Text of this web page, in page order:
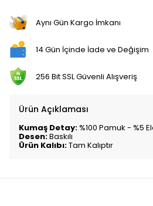
Aynı Gün Kargo İmkanı
14 Gün İçinde İade ve Değişim
256 Bit SSL Güvenli Alışveriş
Ürün Açıklaması
Kumaş Detay:%100 Pamuk - %5
Desen:Baskılı
Ürün Kalıbı:Tam Kalıptır